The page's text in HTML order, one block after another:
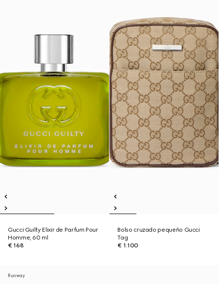
Gucci Guilty Elixir de Parfum Pour
Homme, 60 ml
€ 168
Bolso cruzado pequeño Gucci
Tag
€ 1.100
Runway